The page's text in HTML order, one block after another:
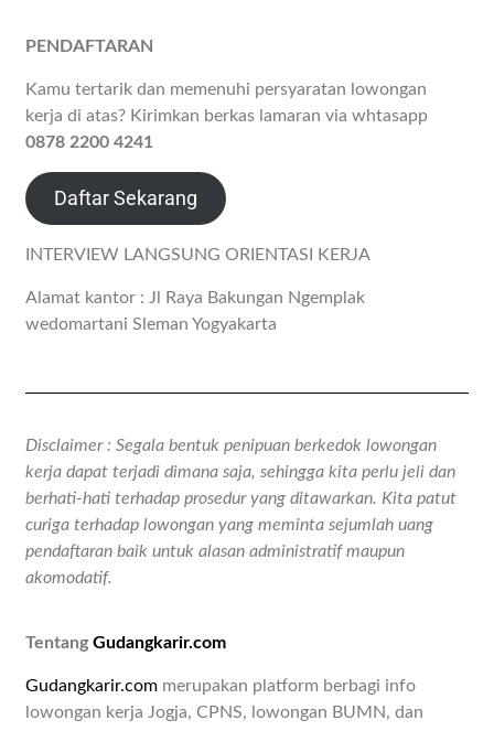
PENDAFTARAN
Kamu tertarik dan memenuhi persyaratan lowongan
kerja di atas? Kirimkan berkas lamaran via whtasapp
0878 2200 4241
Daftar Sekarang
INTERVIEW LANGSUNG ORIENTASI KERJA
Alamat kantor : Jl Raya Bakungan Ngemplak
wedomartani Sleman Yogyakarta
Disclaimer : Segala bentuk penipuan berkedok lowongan
kerja dapat terjadi dimana saja, sehingga kita perlu jeli dan
berhati-hati terhadap prosedur yang ditawarkan. Kita patut
curiga terhadap lowongan yang meminta sejumlah uang
pendaftaran baik untuk alasan administratif maupun
akomodatif.
TentangGudangkarir.com
Gudangkarir.com merupakan platform berbagi info
lowongan kerja Jogja, CPNS, lowongan BUMN, dan